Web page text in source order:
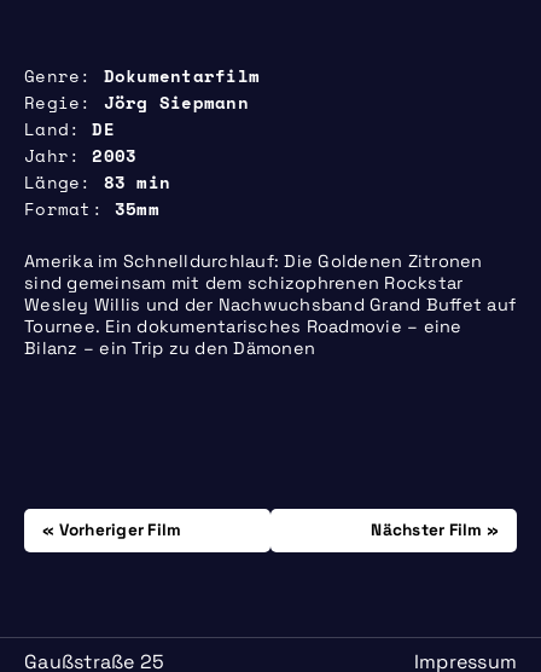
Genre
Dokumentarfilm
Regie
Jörg Siepmann
Land
DE
Jahr
2003
Länge
83 min
Format
35mm
Amerika im Schnelldurchlauf: Die Goldenen Zitronen
sind gemeinsam mit dem schizophrenen Rockstar
Wesley Willis und der Nachwuchsband Grand Buffet auf
Tournee. Ein dokumentarisches Roadmovie – eine
Bilanz – ein Trip zu den Dämonen
Beitrags-
Navigation
Samstag, 20.09.
Vorheriger Film Donnerstag, 09.10.Nächster Film
Gaußstraße 25 Impressum